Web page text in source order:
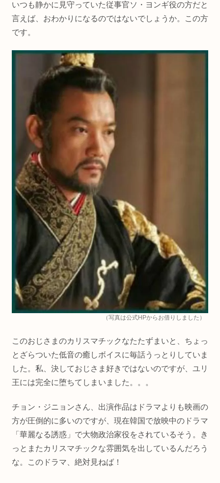
いつも静かに見守っていた従事官ソ・ヨンギ役の方だと
言えば、おわかりになるのではないでしょうか。この方
です。
（写真は公式HPからお借りしました）
このおじさまのカリスマチックなたたずまいと、ちょっ
とざらついた低音の癒しボイスに毎話うっとりしていま
した。私、決しておじさま好きではないのですが、ユリ
王には完全に堕ちてしまいました。。。
チョン・ジニョンさん、出演作品はドラマよりも映画の
方が圧倒的に多いのですが、現在韓国で放映中のドラマ
「華麗なる誘惑」で大物政治家役をされているそう。き
っとまたカリスマチックな雰囲気を出しているんだろう
な。このドラマ、絶対見ねば！